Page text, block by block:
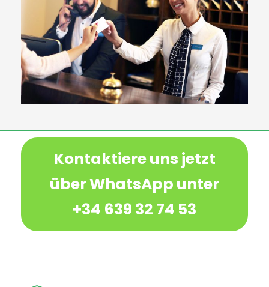
Kontaktiere uns jetzt
über WhatsApp unter
+34 639 32 74 53